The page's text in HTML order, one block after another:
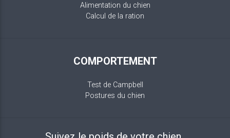
Alimentation du chien
Calcul de la ration
COMPORTEMENT
Test de Campbell
Postures du chien